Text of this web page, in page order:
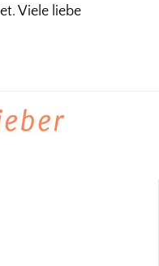
Viele liebe